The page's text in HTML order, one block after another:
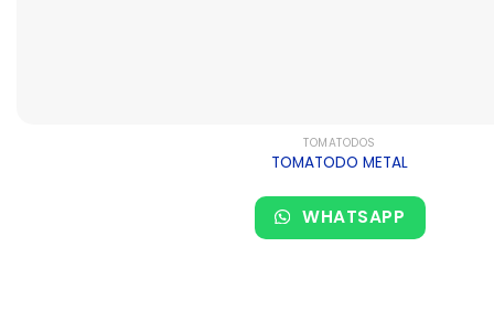
TOMATODOS
TOMATODO METAL
WHATSAPP